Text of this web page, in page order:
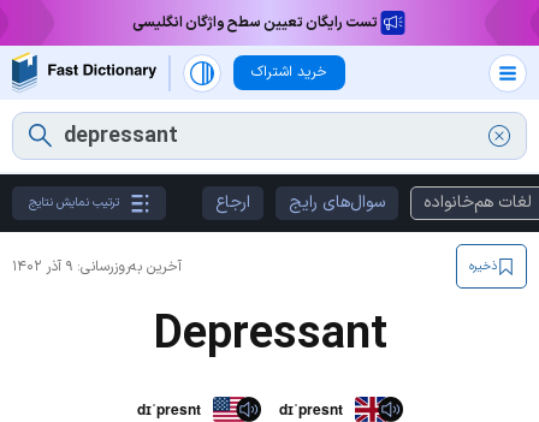
تست رایگان تعیین سطح واژگان انگلیسی
خرید اشتراک
لغات هم‌خانواده سوال‌های رایج ارجاع ترتیب نمایش نتایج
آخرین به‌روزرسانی: ۹ آذر ۱۴۰۲ ذخیره
Depressant
dɪˈpresnt dɪˈpresnt